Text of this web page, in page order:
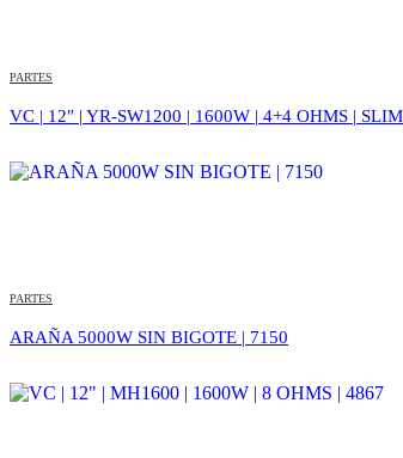
PARTES
VC | 12″ | YR-SW1200 | 1600W | 4+4 OHMS |
PARTES
ARAÑA 5000W SIN BIGOTE | 7150